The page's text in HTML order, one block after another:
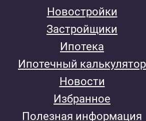
Новостройки
Застройщики
Ипотека
Ипотечный калькулятор
Новости
Избранное
Полезная информация